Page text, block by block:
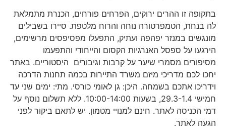
בתקופה זו ההרים ירוקים, הפרחים פורחים, הכנרת מתמלאת
לה בנחת, הטמפרטורה נוחה והרוח מלטפת. סיירו בשבילים
מונגשים במנזר יפהפה ועתיק, התפעלו מפסיפסים מרשימים,
הירגעו על ספסל האנרגיות הקסום והייחודי והתפעמו
מסיפורים מסמרי שיער על קרבות וגיבורים היסטוריים. באתר
יחכו לכם מדריכי מיזם משרד התיירות בכמה תחנות הדרכה
וידריכו אתכם בשמחה. היכן: גן לאומי כורסי. מתי: ימים שני עד
חמישי 29.3-1.4, בשעות 10:00-14:00. ללא תשלום נוסף על
דמי הכניסה לאתר. חינם למנויי מטמון. יש לתאם ביקור לפני
הגעה לאתר.